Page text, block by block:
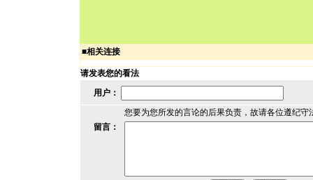
■相关连接
请发表您的看法
用户：
您要为您所发的言论的后果负责，故请各位遵纪守
留言：